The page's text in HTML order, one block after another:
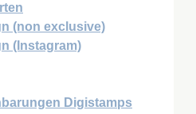
(non exclusive)
(Instagram)
Digistamps